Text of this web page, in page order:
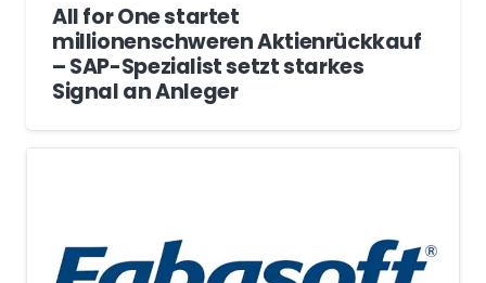
All for One startet
millionenschweren Aktienrückkauf
– SAP-Spezialist setzt starkes
Signal an Anleger